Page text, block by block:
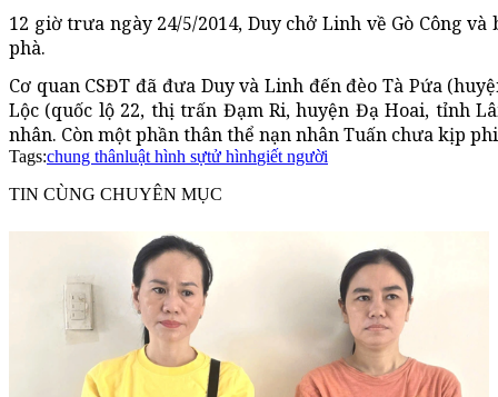
12 giờ trưa ngày 24/5/2014, Duy chở Linh về Gò Công
phà.
Cơ quan CSĐT đã đưa Duy và Linh đến đèo Tà Pứa
Lộc (quốc lộ 22, thị trấn Đạm Ri, huyện Đạ Hoai, tỉnh
nhân. Còn một phần thân thể nạn nhân Tuấn chưa kịp
Tags:chung thânluật hình sựtử hìnhgiết người
TIN CÙNG CHUYÊN MỤC